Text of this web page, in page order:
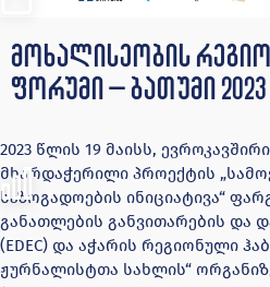
მოხალისეობის
ფორუმი – ბათუმი 2023
2023 წლის 19 მაისს,
მხარდაჭერილი პროექტის
საზოგადოების ინიციატივა“
განათლების განვითარების და
(EDEC) და აჭარის რეგიონული
ჟურნალისტთა სახლის“